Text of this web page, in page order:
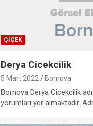
ÇIÇEK
Derya Cicekcilik
5 Mart 2022 Bornova
Bornova Derya Cicekcilik
yorumları yer almaktadır.